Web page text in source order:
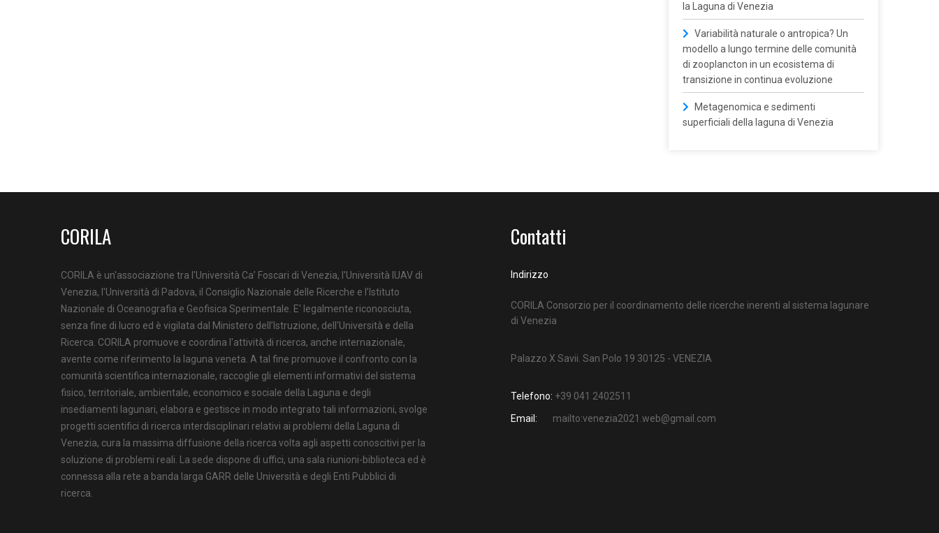
la Laguna di Venezia
Variabilità naturale o antropica? Un
modello a lungo termine delle comunità
di zooplancton in un ecosistema di
transizione in continua evoluzione
Metagenomica e sedimenti
superficiali della laguna di Venezia
CORILA
CORILA è un'associazione tra l'Università Ca’ Foscari di Venezia, l'Università IUAV di
Venezia, l'Università di Padova, il Consiglio Nazionale delle Ricerche e l’Istituto
Nazionale di Oceanografia e Geofisica Sperimentale. E' legalmente riconosciuta,
senza fine di lucro ed è vigilata dal Ministero dell’Istruzione, dell'Università e della
Ricerca. CORILA promuove e coordina l'attività di ricerca, anche internazionale,
avente come riferimento la laguna veneta. A tal fine promuove il confronto con la
comunità scientifica internazionale, raccoglie gli elementi informativi del sistema
fisico, territoriale, ambientale, economico e sociale della Laguna e degli
insediamenti lagunari, elabora e gestisce in modo integrato tali informazioni, svolge
progetti scientifici di ricerca interdisciplinari relativi ai problemi della Laguna di
Venezia, cura la massima diffusione della ricerca volta agli aspetti conoscitivi per la
soluzione di problemi reali. La sede dispone di uffici, una sala riunioni-biblioteca ed è
connessa alla rete a banda larga GARR delle Università e degli Enti Pubblici di
ricerca.
Contatti
Indirizzo
CORILA Consorzio per il coordinamento delle ricerche inerenti al sistema lagunare
di Venezia
Palazzo X Savii. San Polo 19 30125 - VENEZIA
Telefono: +39 041 2402511
Email:
mailto:venezia2021.web@gmail.com